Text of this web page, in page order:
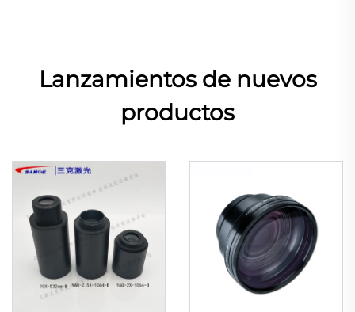
Lanzamientos de nuevos
productos